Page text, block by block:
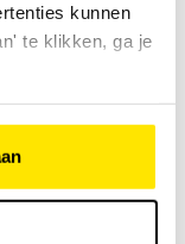
kunnen
te klikken, ga je
motor(75 Nm)
die veel
of langere
comfort